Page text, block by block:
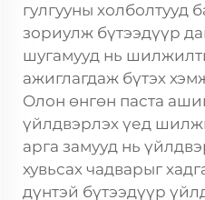
гулгууны холболтууд
зориулж бүтээдүүр
шугамууд нь
ажиглагдаж бүтэх
Олон өнгөн паста
үйлдвэрлэх үед
арга замууд нь
хувьсах чадварыг
дүнтэй бүтээдүүр